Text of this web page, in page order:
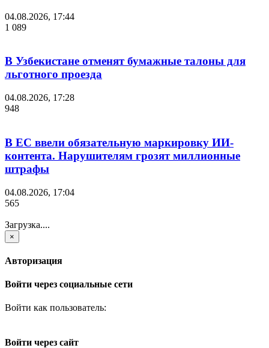
04.08.2026, 17:44
1 089
В Узбекистане отменят бумажные талоны для
льготного проезда
04.08.2026, 17:28
948
В ЕС ввели обязательную маркировку ИИ-
контента. Нарушителям грозят миллионные
штрафы
04.08.2026, 17:04
565
Загрузка....
×
Авторизация
Войти через социальные сети
Войти как пользователь:
Войти через сайт